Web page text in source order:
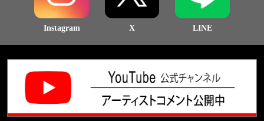
Instagram X LINE